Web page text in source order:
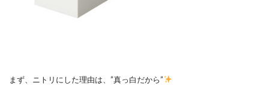
まず、ニトリにした理由は、”真っ白だから”